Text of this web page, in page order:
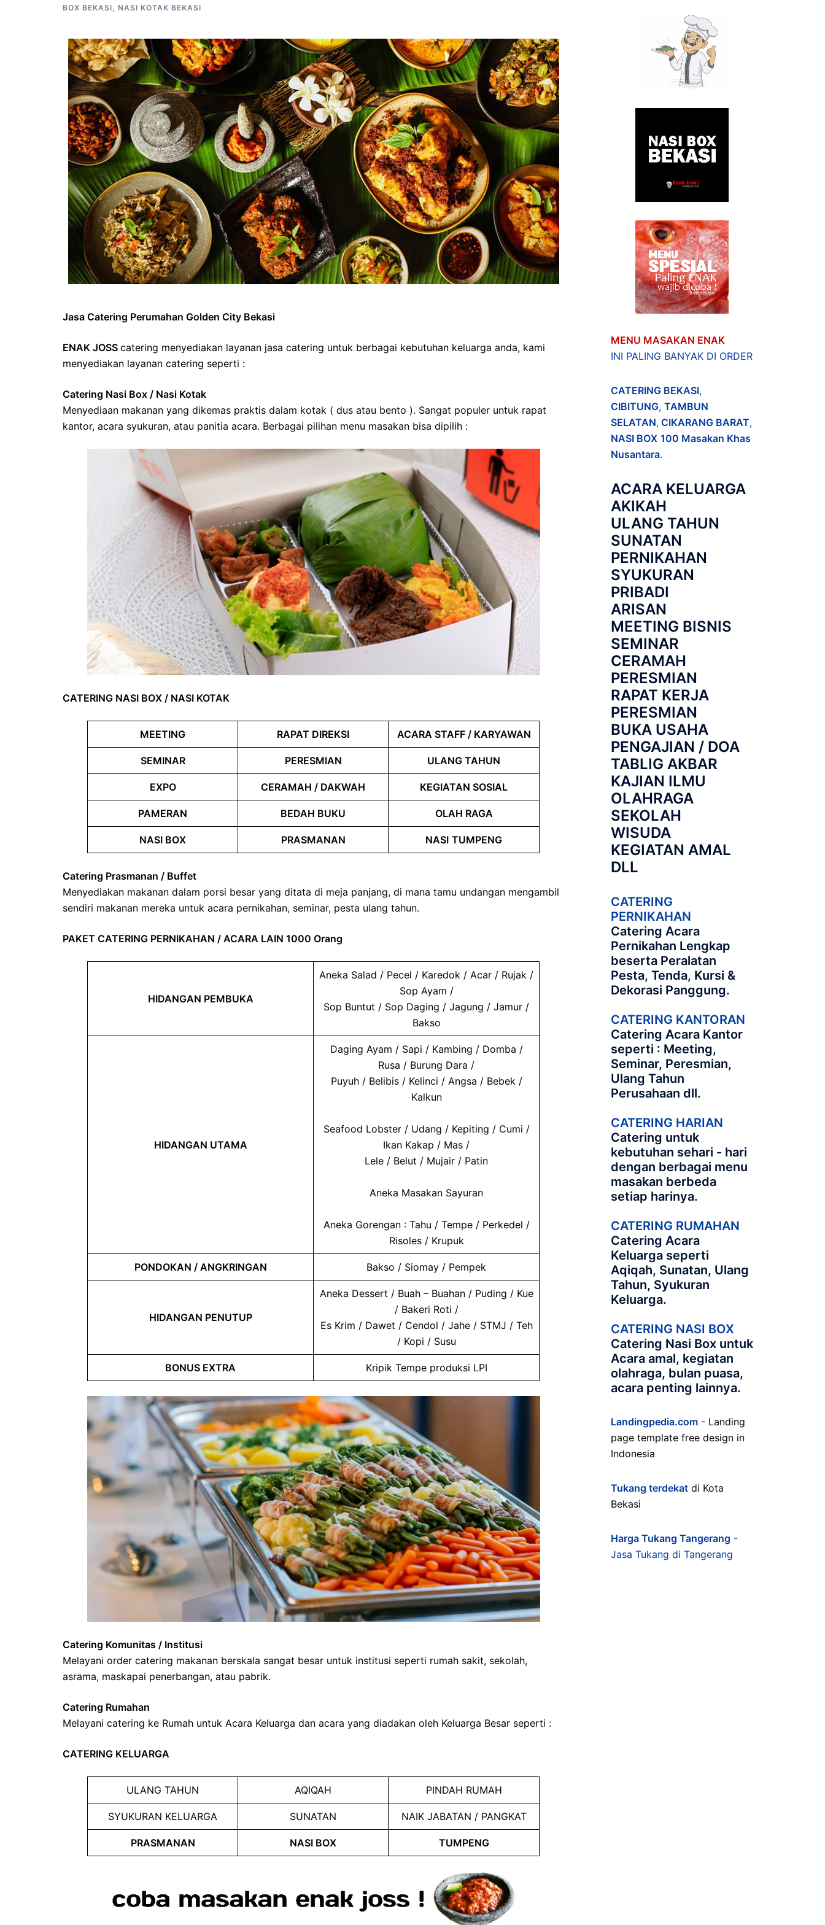
BOX BEKASI
NASI KOTAK BEKASI
Jasa Catering Perumahan Golden City Bekasi
ENAK JOSS catering menyediakan layanan jasa catering untuk berbagai kebutuhan keluarga anda, kami
menyediakan layanan catering seperti :
Catering Nasi Box / Nasi Kotak
Menyediaan makanan yang dikemas praktis dalam kotak ( dus atau bento ). Sangat populer untuk rapat
kantor, acara syukuran, atau panitia acara. Berbagai pilihan menu masakan bisa dipilih :
CATERING NASI BOX / NASI KOTAK
MEETING RAPAT DIREKSI ACARA STAFF / KARYAWAN
SEMINAR PERESMIAN ULANG TAHUN
EXPO CERAMAH / DAKWAH KEGIATAN SOSIAL
PAMERAN BEDAH BUKU OLAH RAGA
NASI BOX PRASMANAN NASI TUMPENG
Catering Prasmanan / Buffet
Menyediakan makanan dalam porsi besar yang ditata di meja panjang, di mana tamu undangan mengambil
sendiri makanan mereka untuk acara pernikahan, seminar, pesta ulang tahun.
PAKET CATERING PERNIKAHAN / ACARA LAIN 1000 Orang
HIDANGAN PEMBUKA
Aneka Salad / Pecel / Karedok / Acar / Rujak /
Sop Ayam /
Sop Buntut / Sop Daging / Jagung / Jamur /
Bakso
HIDANGAN UTAMA
Daging Ayam / Sapi / Kambing / Domba /
Rusa / Burung Dara /
Puyuh / Belibis / Kelinci / Angsa / Bebek /
Kalkun
Seafood Lobster / Udang / Kepiting / Cumi /
Ikan Kakap / Mas /
Lele / Belut / Mujair / Patin
Aneka Masakan Sayuran
Aneka Gorengan : Tahu / Tempe / Perkedel /
Risoles / Krupuk
PONDOKAN / ANGKRINGAN Bakso / Siomay / Pempek
HIDANGAN PENUTUP
Aneka Dessert / Buah – Buahan / Puding / Kue
/ Bakeri Roti /
Es Krim / Dawet / Cendol / Jahe / STMJ / Teh
/ Kopi / Susu
BONUS EXTRA Kripik Tempe produksi LPI
Catering Komunitas / Institusi
Melayani order catering makanan berskala sangat besar untuk institusi seperti rumah sakit, sekolah,
asrama, maskapai penerbangan, atau pabrik.
Catering Rumahan
Melayani catering ke Rumah untuk Acara Keluarga dan acara yang diadakan oleh Keluarga Besar seperti :
CATERING KELUARGA
ULANG TAHUN AQIQAH PINDAH RUMAH
SYUKURAN KELUARGA SUNATAN NAIK JABATAN / PANGKAT
PRASMANAN NASI BOX TUMPENG
MENU MASAKAN ENAK
INI PALING BANYAK DI ORDER
CATERING BEKASI,
CIBITUNG, TAMBUN
SELATAN,CIKARANG BARAT,
NASI BOX 100 Masakan Khas
Nusantara.
ACARA KELUARGA
AKIKAH
ULANG TAHUN
SUNATAN
PERNIKAHAN
SYUKURAN
PRIBADI
ARISAN
MEETING BISNIS
SEMINAR
CERAMAH
PERESMIAN
RAPAT KERJA
PERESMIAN
BUKA USAHA
PENGAJIAN / DOA
TABLIG AKBAR
KAJIAN ILMU
OLAHRAGA
SEKOLAH
WISUDA
KEGIATAN AMAL
DLL
CATERING
PERNIKAHAN
Catering Acara
Pernikahan Lengkap
beserta Peralatan
Pesta, Tenda, Kursi &
Dekorasi Panggung.
CATERING KANTORAN
Catering Acara Kantor
seperti : Meeting,
Seminar, Peresmian,
Ulang Tahun
Perusahaan dll.
CATERING HARIAN
Catering untuk
kebutuhan sehari - hari
dengan berbagai menu
masakan berbeda
setiap harinya.
CATERING RUMAHAN
Catering Acara
Keluarga seperti
Aqiqah, Sunatan, Ulang
Tahun, Syukuran
Keluarga.
CATERING NASI BOX
Catering Nasi Box untuk
Acara amal, kegiatan
olahraga, bulan puasa,
acara penting lainnya.
Landingpedia.com - Landing
page template free design in
Indonesia
Tukang terdekatdi Kota
Bekasi
Harga Tukang Tangerang -
Jasa Tukang di Tangerang